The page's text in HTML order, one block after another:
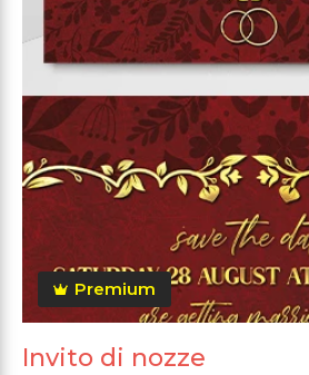
Premium
Invito di nozze